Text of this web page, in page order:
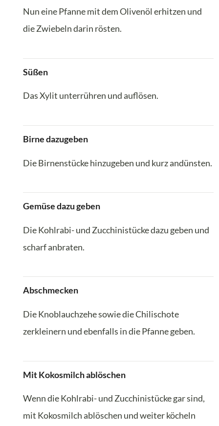
Nun eine Pfanne mit dem Olivenöl erhitzen und
die Zwiebeln darin rösten.
Süßen
Das Xylit unterrühren und auflösen.
Birne dazugeben
Die Birnenstücke hinzugeben und kurz andünsten.
Gemüse dazu geben
Die Kohlrabi- und Zucchinistücke dazu geben und
scharf anbraten.
Abschmecken
Die Knoblauchzehe sowie die Chilischote
zerkleinern und ebenfalls in die Pfanne geben.
Mit Kokosmilch ablöschen
Wenn die Kohlrabi- und Zucchinistücke gar sind,
mit Kokosmilch ablöschen und weiter köcheln